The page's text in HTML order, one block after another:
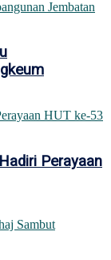
Perayaan